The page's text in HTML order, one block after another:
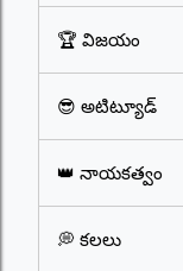
🏆 విజయం
😎 అటిట్యూడ్
👑 నాయకత్వం
💭 కలలు